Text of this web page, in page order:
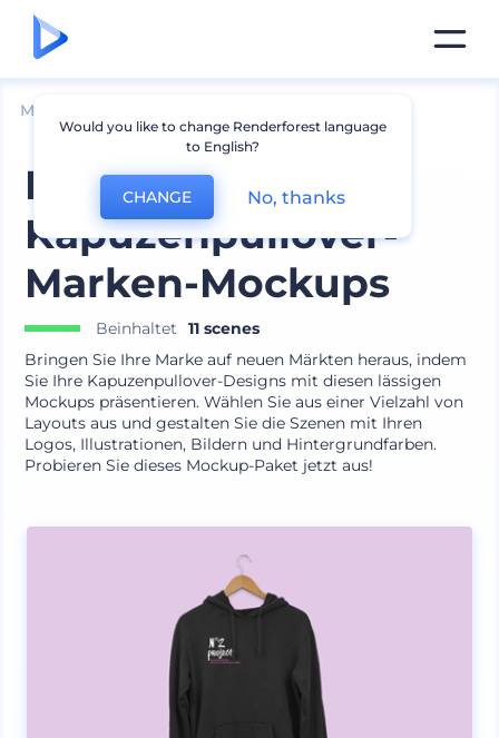
Mockups
Lässige
Kapuzenpullover-
Marken-Mockups
Beinhaltet
11 scenes
Bringen Sie Ihre Marke auf neuen Märkten heraus, indem
Sie Ihre Kapuzenpullover-Designs mit diesen lässigen
Mockups präsentieren. Wählen Sie aus einer Vielzahl von
Layouts aus und gestalten Sie die Szenen mit Ihren
Logos, Illustrationen, Bildern und Hintergrundfarben.
Probieren Sie dieses Mockup-Paket jetzt aus!
Would you like to change Renderforest language
to English?
CHANGE No, thanks